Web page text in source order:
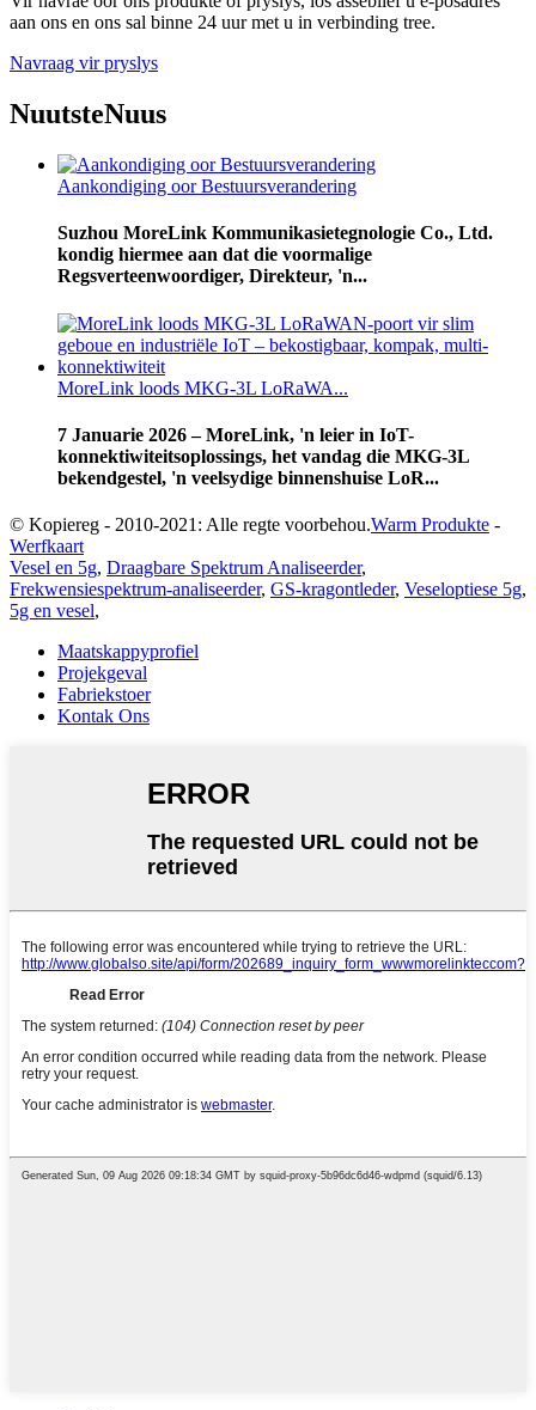
aan ons en ons sal binne 24 uur met u in verbinding tree.
Navraag vir pryslys
NuutsteNuus
Aankondiging oor Bestuursverandering
Suzhou MoreLink Kommunikasietegnologie Co., Ltd.
kondig hiermee aan dat die voormalige
Regsverteenwoordiger, Direkteur, 'n...
MoreLink loods MKG-3L LoRaWA...
7 Januarie 2026 – MoreLink, 'n leier in IoT-
konnektiwiteitsoplossings, het vandag die MKG-3L
bekendgestel, 'n veelsydige binnenshuise LoR...
© Kopiereg - 2010-2021: Alle regte voorbehou.Warm Produkte -
Werfkaart
Vesel en 5g, Draagbare Spektrum Analiseerder,
Frekwensiespektrum-analiseerder, GS-kragontleder, Veseloptiese 5g,
5g en vesel,
Maatskappyprofiel
Projekgeval
Fabriekstoer
Kontak Ons